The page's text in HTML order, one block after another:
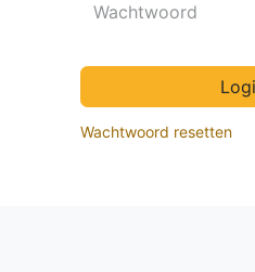
Wachtwoord resetten